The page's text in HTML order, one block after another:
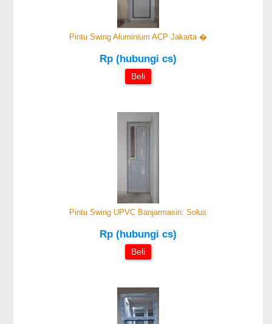
Pintu Swing Aluminium ACP Jakarta �
Rp (hubungi cs)
Beli
Pintu Swing UPVC Banjarmasin: Solus
Rp (hubungi cs)
Beli